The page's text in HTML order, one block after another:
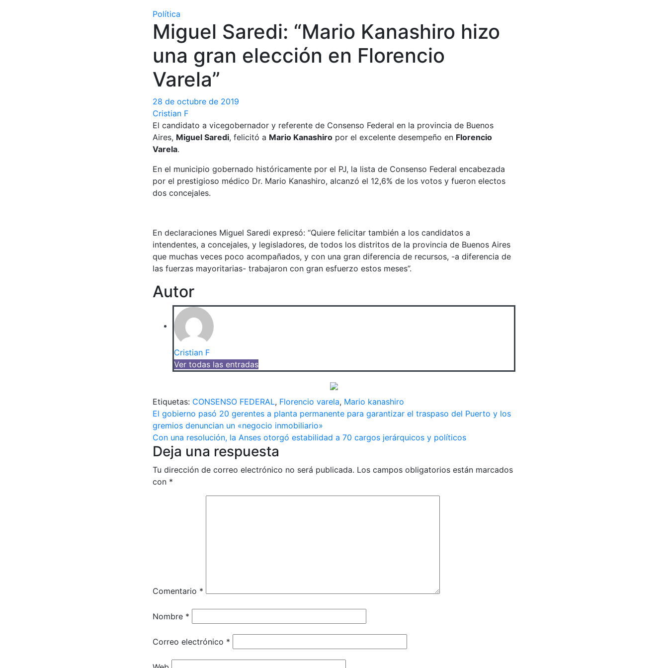
Política
Miguel Saredi: “Mario Kanashiro hizo
una gran elección en Florencio
Varela”
28 de octubre de 2019
Cristian F
El candidato a vicegobernador y referente de Consenso Federal en la provincia de Buenos
Aires, Miguel Saredi, felicitó a Mario Kanashiro por el excelente desempeño en Florencio
Varela.
En el municipio gobernado históricamente por el PJ, la lista de Consenso Federal encabezada
por el prestigioso médico Dr. Mario Kanashiro, alcanzó el 12,6% de los votos y fueron electos
dos concejales.
En declaraciones Miguel Saredi expresó: “Quiere felicitar también a los candidatos a
intendentes, a concejales, y legisladores, de todos los distritos de la provincia de Buenos Aires
que muchas veces poco acompañados, y con una gran diferencia de recursos, -a diferencia de
las fuerzas mayoritarias- trabajaron con gran esfuerzo estos meses”.
Autor
Cristian F
Ver todas las entradas
Etiquetas: CONSENSO FEDERAL, Florencio varela, Mario kanashiro
Navegación
de
entradas
El gobierno pasó 20 gerentes a planta permanente para garantizar el traspaso del Puerto y los
gremios denuncian un «negocio inmobiliario»
Con una resolución, la Anses otorgó estabilidad a 70 cargos jerárquicos y políticos
Deja una respuesta
Tu dirección de correo electrónico no será publicada. Los campos obligatorios están marcados
con *
Comentario *
Nombre *
Correo electrónico *